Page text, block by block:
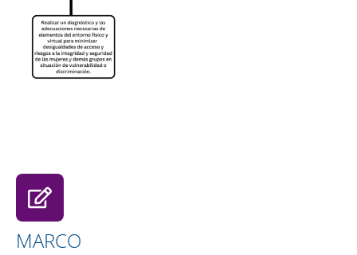
MARCO